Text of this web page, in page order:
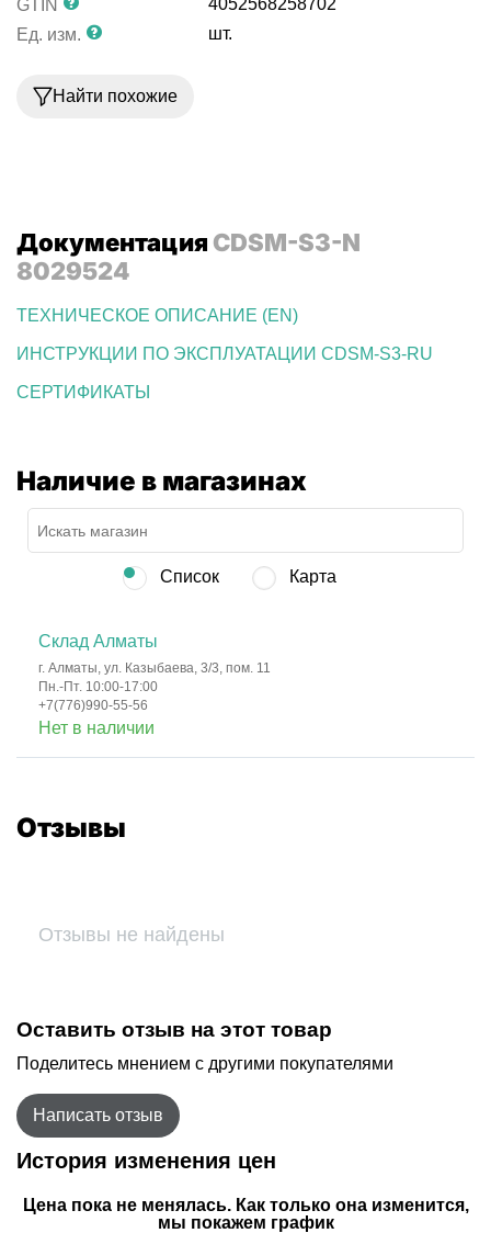
GTIN
4052568258702
Ед. изм.
шт.
Найти похожие
Документация CDSM-S3-N
8029524
ТЕХНИЧЕСКОЕ ОПИСАНИЕ (EN)
ИНСТРУКЦИИ ПО ЭКСПЛУАТАЦИИ CDSM-S3-RU
СЕРТИФИКАТЫ
Наличие в магазинах
Список Карта
Склад Алматы
г. Алматы, ул. Казыбаева, 3/3, пом. 11
Пн.-Пт. 10:00-17:00
+7(776)990-55-56
Нет в наличии
Отзывы
Отзывы не найдены
Оставить отзыв на этот товар
Поделитесь мнением с другими покупателями
Написать отзыв
История изменения цен
Цена пока не менялась. Как только она изменится,
мы покажем график